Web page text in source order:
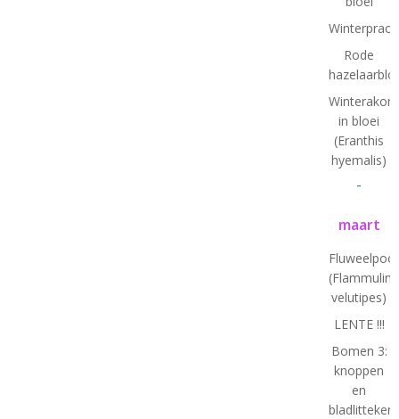
Rode
in bloei
(Eranthis
hyemalis)
-
maart
(Flammulina
velutipes)
LENTE !!!
Bomen 3:
knoppen
en